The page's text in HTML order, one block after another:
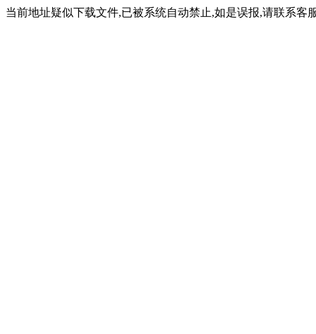
当前地址疑似下载文件,已被系统自动禁止,如是误报,请联系客